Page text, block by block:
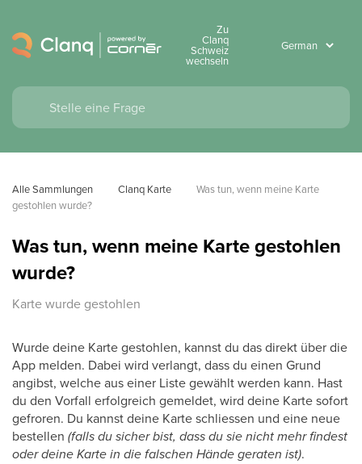
Zu
Clanq
Schweiz
wechseln
Alle Sammlungen Clanq Karte
Was tun, wenn meine Karte
gestohlen wurde?
Was tun, wenn meine Karte gestohlen
wurde?
Karte wurde gestohlen
Wurde deine Karte gestohlen, kannst du das direkt über die
App melden. Dabei wird verlangt, dass du einen Grund
angibst, welche aus einer Liste gewählt werden kann. Hast
du den Vorfall erfolgreich gemeldet, wird deine Karte sofort
gefroren. Du kannst deine Karte schliessen und eine neue
bestellen (falls du sicher bist, dass du sie nicht mehr findest
oder deine Karte in die falschen Hände geraten ist).